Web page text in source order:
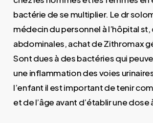
bactérie de se multiplier. Le dr
médecin du personnel à l’hôpital
abdominales, achat de Zithromax
Sont dues à des bactéries qui
une inflammation des voies
l’enfant il est important de tenir
et de l’âge avant d’établir une dose